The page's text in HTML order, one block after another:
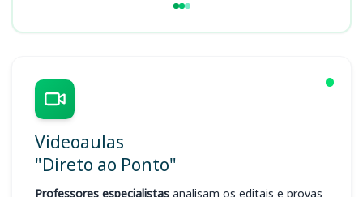
Videoaulas
"Direto ao Ponto"
Professores especialistas analisam os editais e provas